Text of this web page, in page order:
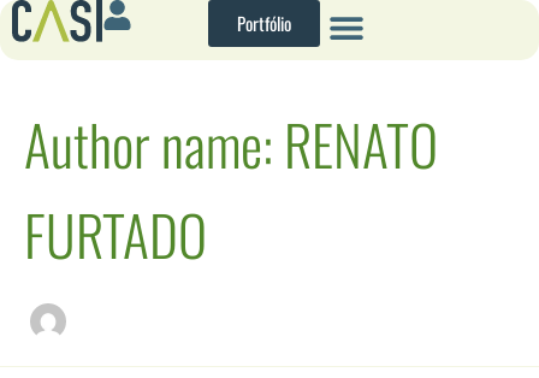
Ir
para
Portfólio
Author name: RENATO
FURTADO
Pesquisar
por: